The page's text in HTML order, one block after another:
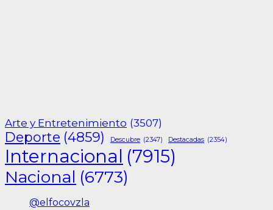
Arte y Entretenimiento (3507)
Deporte (4859) Descubre (2347) Destacadas (2354)
Internacional (7915)
Nacional (6773)
@elfocovzla